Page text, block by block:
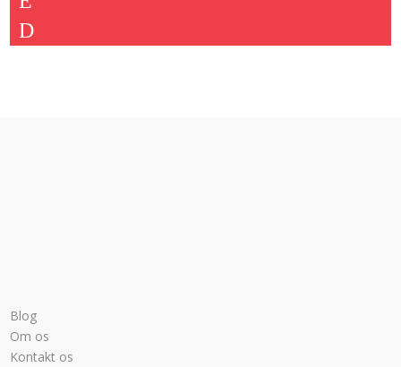
Blog
Om os
Kontakt os